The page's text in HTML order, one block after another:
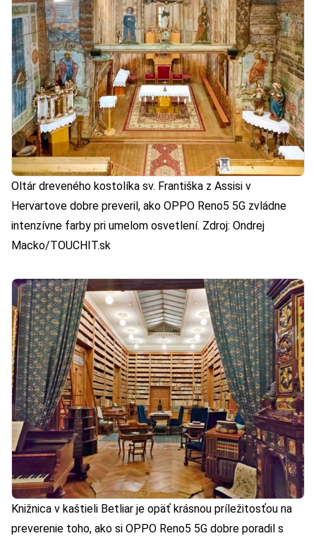
Oltár dreveného kostolíka sv. Františka z Assisi v
Hervartove dobre preveril, ako OPPO Reno5 5G zvládne
intenzívne farby pri umelom osvetlení. Zdroj: Ondrej
Macko/TOUCHIT.sk
Knižnica v kaštieli Betliar je opäť krásnou príležitosťou na
preverenie toho, ako si OPPO Reno5 5G dobre poradil s